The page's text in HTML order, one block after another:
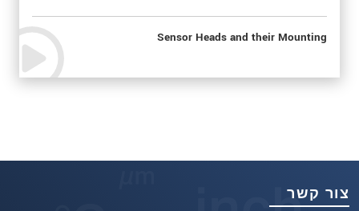
Sensor Heads and their Mounting
צור קשר